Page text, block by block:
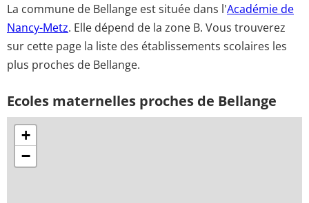
La commune de Bellange est située dans l'Académie de
Nancy-Metz. Elle dépend de la zone B. Vous trouverez
sur cette page la liste des établissements scolaires les
plus proches de Bellange.
Ecoles maternelles proches de Bellange
+
−